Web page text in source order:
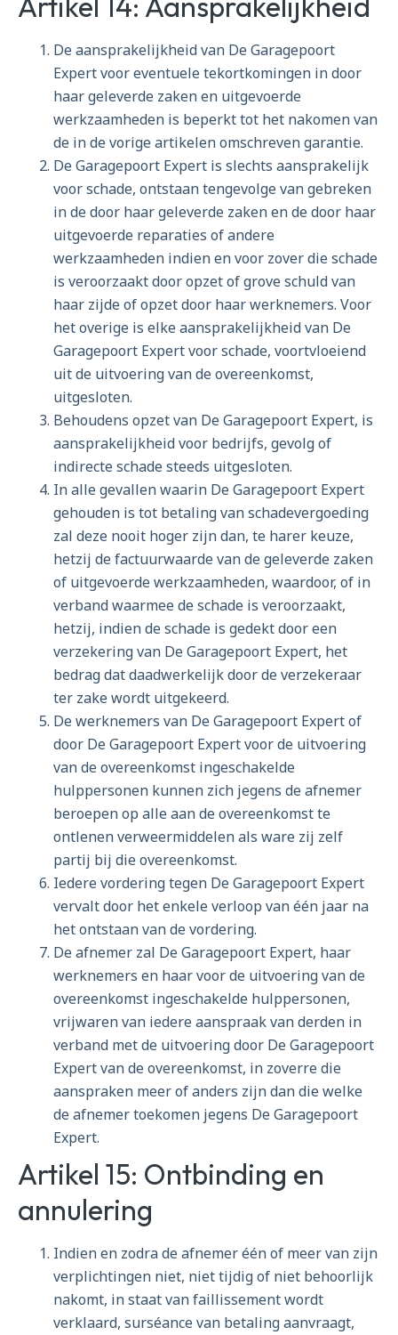
De aansprakelijkheid van De Garagepoort
Expert voor eventuele tekortkomingen in door
haar geleverde zaken en uitgevoerde
werkzaamheden is beperkt tot het nakomen van
de in de vorige artikelen omschreven garantie.
De Garagepoort Expert is slechts aansprakelijk
voor schade, ontstaan tengevolge van gebreken
in de door haar geleverde zaken en de door haar
uitgevoerde reparaties of andere
werkzaamheden indien en voor zover die schade
is veroorzaakt door opzet of grove schuld van
haar zijde of opzet door haar werknemers. Voor
het overige is elke aansprakelijkheid van De
Garagepoort Expert voor schade, voortvloeiend
uit de uitvoering van de overeenkomst,
uitgesloten.
Behoudens opzet van De Garagepoort Expert, is
aansprakelijkheid voor bedrijfs, gevolg of
indirecte schade steeds uitgesloten.
In alle gevallen waarin De Garagepoort Expert
gehouden is tot betaling van schadevergoeding
zal deze nooit hoger zijn dan, te harer keuze,
hetzij de factuurwaarde van de geleverde zaken
of uitgevoerde werkzaamheden, waardoor, of in
verband waarmee de schade is veroorzaakt,
hetzij, indien de schade is gedekt door een
verzekering van De Garagepoort Expert, het
bedrag dat daadwerkelijk door de verzekeraar
ter zake wordt uitgekeerd.
De werknemers van De Garagepoort Expert of
door De Garagepoort Expert voor de uitvoering
van de overeenkomst ingeschakelde
hulppersonen kunnen zich jegens de afnemer
beroepen op alle aan de overeenkomst te
ontlenen verweermiddelen als ware zij zelf
partij bij die overeenkomst.
Iedere vordering tegen De Garagepoort Expert
vervalt door het enkele verloop van één jaar na
het ontstaan van de vordering.
De afnemer zal De Garagepoort Expert, haar
werknemers en haar voor de uitvoering van de
overeenkomst ingeschakelde hulppersonen,
vrijwaren van iedere aanspraak van derden in
verband met de uitvoering door De Garagepoort
Expert van de overeenkomst, in zoverre die
aanspraken meer of anders zijn dan die welke
de afnemer toekomen jegens De Garagepoort
Expert.
Artikel 15: Ontbinding en
annulering
Indien en zodra de afnemer één of meer van zijn
verplichtingen niet, niet tijdig of niet behoorlijk
nakomt, in staat van faillissement wordt
verklaard, surséance van betaling aanvraagt,